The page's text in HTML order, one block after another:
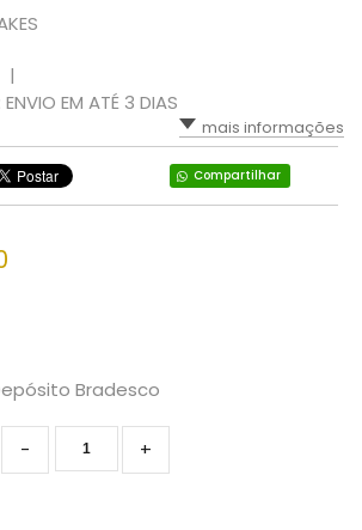
|
EM ATÉ 3 DIAS
mais informações
Compartilhar
Bradesco
+
-